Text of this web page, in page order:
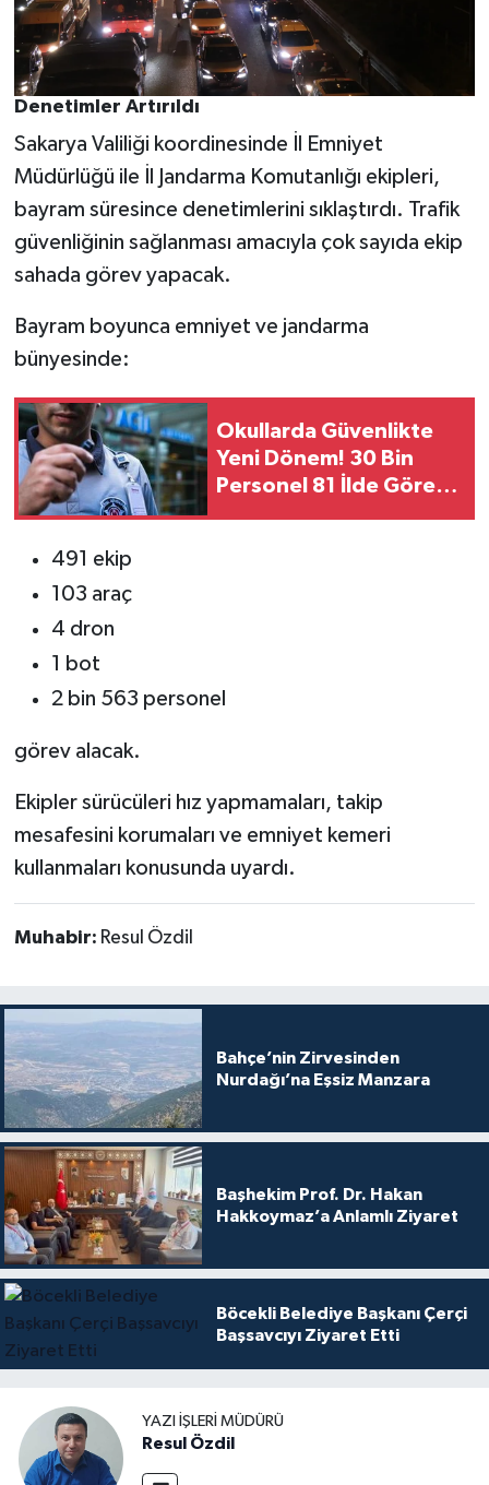
Denetimler Artırıldı
Sakarya Valiliği koordinesinde İl Emniyet
Müdürlüğü ile İl Jandarma Komutanlığı ekipleri,
bayram süresince denetimlerini sıklaştırdı. Trafik
güvenliğinin sağlanması amacıyla çok sayıda ekip
sahada görev yapacak.
Bayram boyunca emniyet ve jandarma
bünyesinde:
Okullarda Güvenlikte
Yeni Dönem! 30 Bin
Personel 81 İlde Göreve
491 ekip
103 araç
4 dron
1 bot
2 bin 563 personel
görev alacak.
Ekipler sürücüleri hız yapmamaları, takip
mesafesini korumaları ve emniyet kemeri
kullanmaları konusunda uyardı.
Muhabir: Resul Özdil
Bahçe’nin Zirvesinden
Nurdağı’na Eşsiz Manzara
Başhekim Prof. Dr. Hakan
Hakkoymaz’a Anlamlı Ziyaret
Böcekli Belediye Başkanı Çerçi
Başsavcıyı Ziyaret Etti
YAZI İŞLERI MÜDÜRÜ
Resul Özdil